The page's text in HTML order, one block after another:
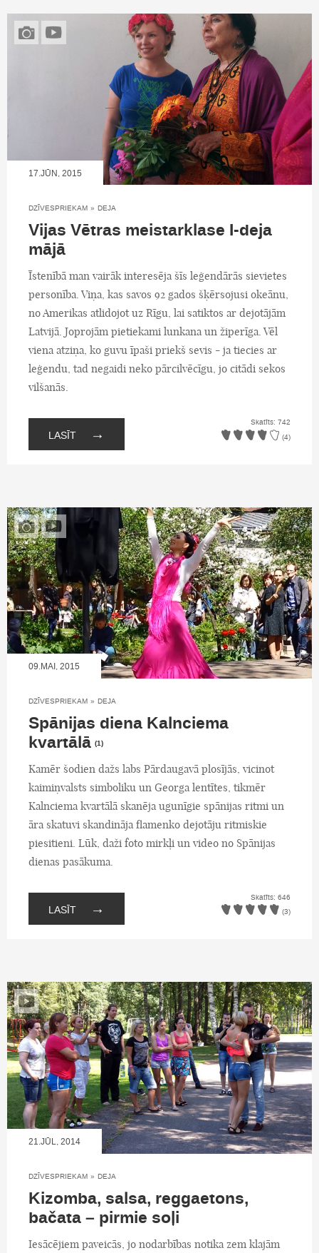
17.JŪN, 2015
DZĪVESPRIEKAM » DEJA
Vijas Vētras meistarklase I-deja
mājā
Īstenībā man vairāk interesēja šīs leģendārās sievietes
personība. Viņa, kas savos 92 gados šķērsojusi okeānu,
no Amerikas atlidojot uz Rīgu, lai satiktos ar dejotājām
Latvijā. Joprojām pietiekami lunkana un žiperīga. Vēl
viena atziņa, ko guvu īpaši priekš sevis - ja tiecies ar
leģendu, tad negaidi neko pārcilvēcīgu, jo citādi sekos
vilšanās.
LASĪT →
Skatīts: 742
(4)
09.MAI, 2015
DZĪVESPRIEKAM » DEJA
Spānijas diena Kalnciema
kvartālā (1)
Kamēr šodien dažs labs Pārdaugavā plosījās, vicinot
kaimiņvalsts simboliku un Georga lentītes, tikmēr
Kalnciema kvartālā skanēja ugunīgie spānijas ritmi un
āra skatuvi skandināja flamenko dejotāju ritmiskie
piesitieni. Lūk, daži foto mirkļi un video no Spānijas
dienas pasākuma.
LASĪT →
Skatīts: 646
(3)
21.JŪL, 2014
DZĪVESPRIEKAM » DEJA
Kizomba, salsa, reggaetons,
bačata – pirmie soļi
Iesācējiem paveicās, jo nodarbības notika zem klajām